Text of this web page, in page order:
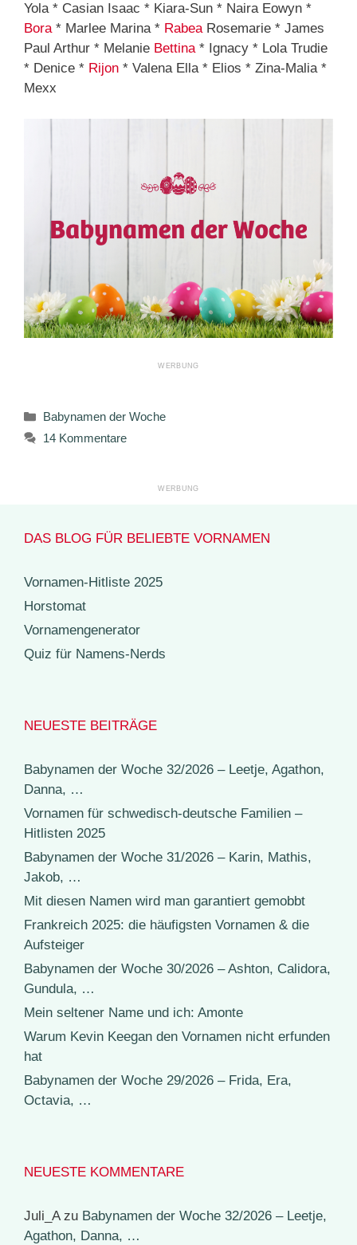
Yola * Casian Isaac * Kiara-Sun * Naira Eowyn *
Bora* Marlee Marina * RabeaRosemarie * James
Paul Arthur * Melanie Bettina* Ignacy * Lola Trudie
* Denice * Rijon * Valena Ella * Elios * Zina-Malia *
Mexx
Kategorien
Babynamen der Woche
14 Kommentare
DAS BLOG FÜR BELIEBTE VORNAMEN
Vornamen-Hitliste 2025
Horstomat
Vornamengenerator
Quiz für Namens-Nerds
NEUESTE BEITRÄGE
Babynamen der Woche 32/2026 – Leetje, Agathon,
Danna, …
Vornamen für schwedisch-deutsche Familien –
Hitlisten 2025
Babynamen der Woche 31/2026 – Karin, Mathis,
Jakob, …
Mit diesen Namen wird man garantiert gemobbt
Frankreich 2025: die häufigsten Vornamen & die
Aufsteiger
Babynamen der Woche 30/2026 – Ashton, Calidora,
Gundula, …
Mein seltener Name und ich: Amonte
Warum Kevin Keegan den Vornamen nicht erfunden
hat
Babynamen der Woche 29/2026 – Frida, Era,
Octavia, …
NEUESTE KOMMENTARE
Juli_Azu Babynamen der Woche 32/2026 – Leetje,
Agathon, Danna, …